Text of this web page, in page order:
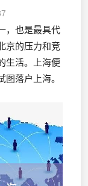
，也是最具代
京的压力和竞
生活。上海便
落户上海。